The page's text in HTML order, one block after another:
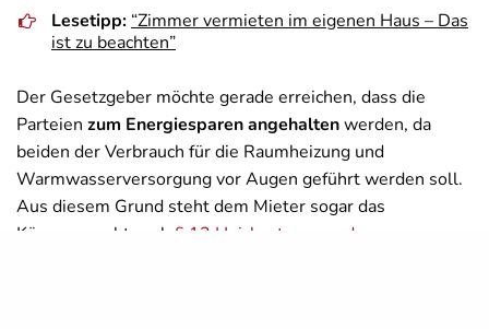
Lesetipp: “Zimmer vermieten im eigenen Haus – Das
ist zu beachten”
Der Gesetzgeber möchte gerade erreichen, dass die
Parteienzum Energiesparen angehaltenwerden, da
beiden der Verbrauch für die Raumheizung und
Warmwasserversorgung vor Augen geführt werden soll.
Aus diesem Grund steht dem Mieter sogar das
Kürzungsrecht nach § 12 Heizkostenverordnung